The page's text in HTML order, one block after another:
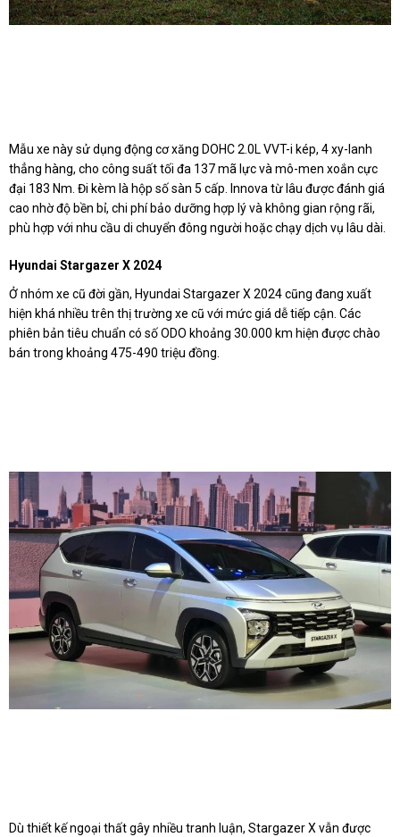
Mẫu xe này sử dụng động cơ xăng DOHC 2.0L VVT-i kép, 4 xy-lanh
thẳng hàng, cho công suất tối đa 137 mã lực và mô-men xoắn cực
đại 183 Nm. Đi kèm là hộp số sàn 5 cấp. Innova từ lâu được đánh giá
cao nhờ độ bền bỉ, chi phí bảo dưỡng hợp lý và không gian rộng rãi,
phù hợp với nhu cầu di chuyển đông người hoặc chạy dịch vụ lâu dài.
Hyundai Stargazer X 2024
Ở nhóm xe cũ đời gần, Hyundai Stargazer X 2024 cũng đang xuất
hiện khá nhiều trên thị trường xe cũ với mức giá dễ tiếp cận. Các
phiên bản tiêu chuẩn có số ODO khoảng 30.000 km hiện được chào
bán trong khoảng 475-490 triệu đồng.
Dù thiết kế ngoại thất gây nhiều tranh luận, Stargazer X vẫn được